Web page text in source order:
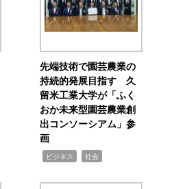
先端技術で園芸農業の
持続的発展目指す 久
留米工業大学が「ふく
おか未来型園芸農業創
出コンソーシアム」参
画
ビジネス 社会